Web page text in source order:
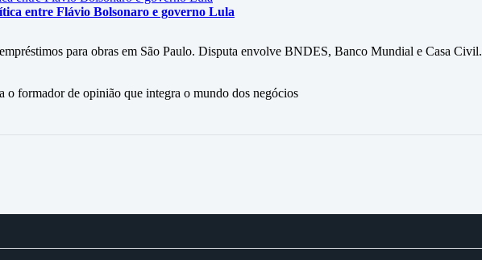
entre Flávio Bolsonaro e governo Lula
para obras em São Paulo. Disputa envolve BNDES, Banco Mundial e Casa Civil.
formador de opinião que integra o mundo dos negócios